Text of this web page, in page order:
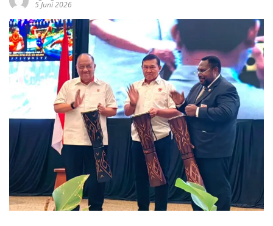
5 Juni 2026